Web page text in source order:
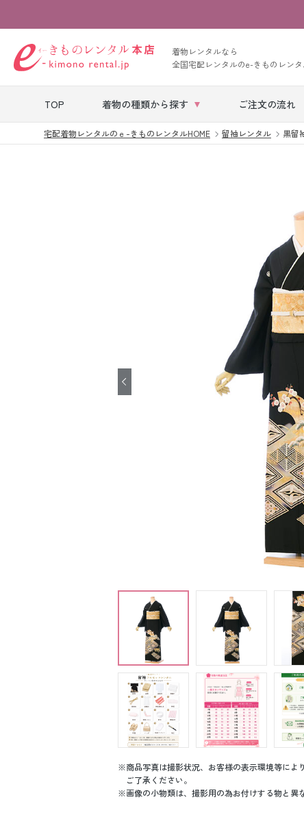
着物レンタルなら
全国宅配レンタルのe-きものレン
TOP 着物の種類から探す ご注文の流れ
七五三レンタル
宅配着物レンタルのｅ-きものレンタルHOME 留袖レンタル 黒留
商品写真は撮影状況、お客様の表示環境等に
ご了承ください。
画像の小物類は、撮影用の為お付けする物と異